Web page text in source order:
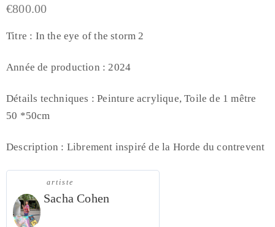
€800.00
Titre : In the eye of the storm 2
Année de production : 2024
Détails techniques : Peinture acrylique, Toile de 1 mêtre
50 *50cm
Description : Librement inspiré de la Horde du contrevent
artiste
Sacha Cohen